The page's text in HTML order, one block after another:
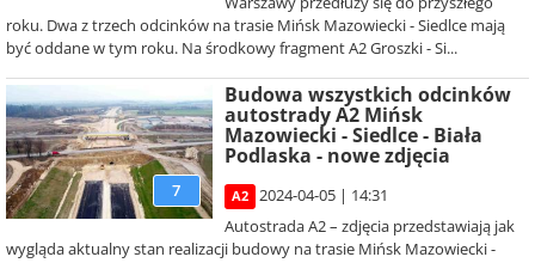
roku. Dwa z trzech odcinków na trasie Mińsk Mazowiecki - Siedlce mają
być oddane w tym roku. Na środkowy fragment A2 Groszki - Si...
7
Budowa wszystkich odcinków
autostrady A2 Mińsk
Mazowiecki - Siedlce - Biała
Podlaska - nowe zdjęcia
A2
2024-04-05 | 14:31
Autostrada A2 – zdjęcia przedstawiają jak
wygląda aktualny stan realizacji budowy na trasie Mińsk Mazowiecki -